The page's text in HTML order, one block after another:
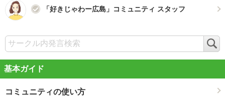
「好きじゃわー広島」コミュニティ スタッフ
索
基本ガイド
コミュニティの使い方